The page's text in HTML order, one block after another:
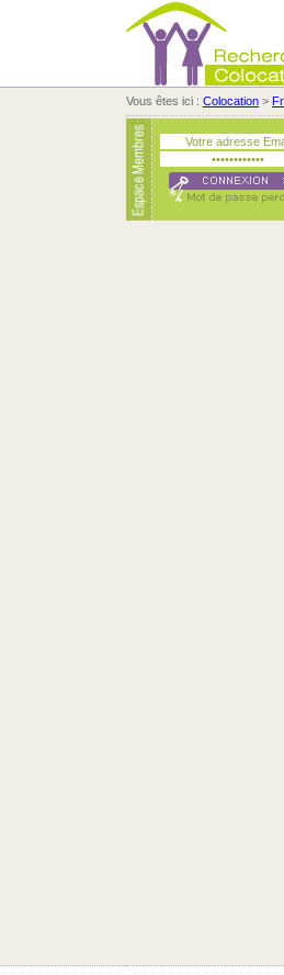
Vous êtes ici : Colocation >